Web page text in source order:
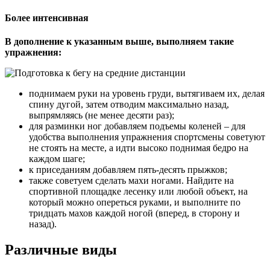
Более интенсивная
В дополнение к указанным выше, выполняем такие
упражнения:
поднимаем руки на уровень груди, вытягиваем их, делая
спину дугой, затем отводим максимально назад,
выпрямляясь (не менее десяти раз);
для разминки ног добавляем подъемы коленей – для
удобства выполнения упражнения спортсмены советуют
не стоять на месте, а идти высоко поднимая бедро на
каждом шаге;
к приседаниям добавляем пять-десять прыжков;
также советуем сделать махи ногами. Найдите на
спортивной площадке лесенку или любой объект, на
который можно опереться руками, и выполните по
тридцать махов каждой ногой (вперед, в сторону и
назад).
Различные виды